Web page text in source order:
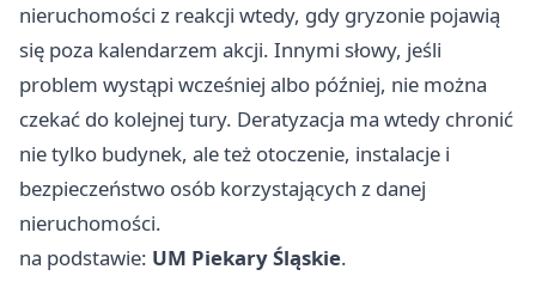
nieruchomości z reakcji wtedy, gdy gryzonie pojawią
się poza kalendarzem akcji. Innymi słowy, jeśli
problem wystąpi wcześniej albo później, nie można
czekać do kolejnej tury. Deratyzacja ma wtedy chronić
nie tylko budynek, ale też otoczenie, instalacje i
bezpieczeństwo osób korzystających z danej
nieruchomości.
na podstawie: UM Piekary Śląskie.